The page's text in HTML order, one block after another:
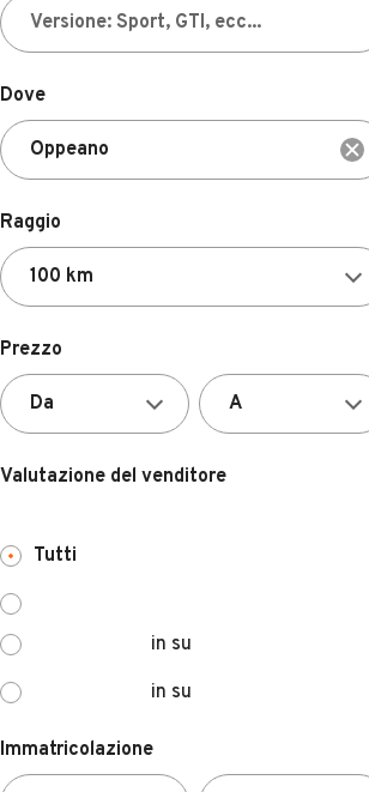
Dove
Raggio
Prezzo
Valutazione del venditore
Tutti
in su
in su
Immatricolazione